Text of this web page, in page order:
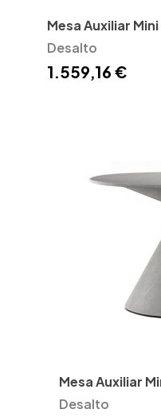
Mesa Auxiliar
Desalto
1.559,16 €
Mesa Auxiliar
Desalto